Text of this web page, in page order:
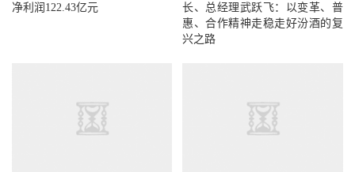
净利润122.43亿元
长、总经理武跃飞：以变革、普
惠、合作精神走稳走好汾酒的复
兴之路